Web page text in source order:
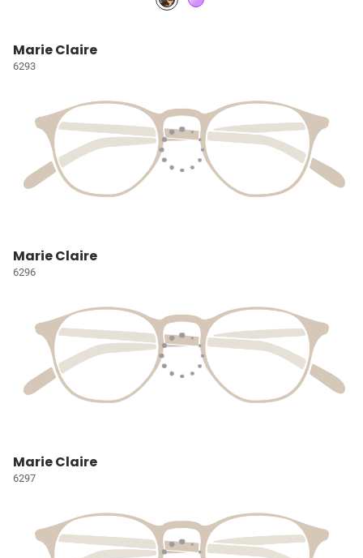
Marie Claire
6293
Marie Claire
6296
Marie Claire
6297